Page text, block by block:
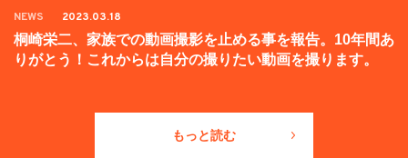
NEWS 2023.03.18
桐崎栄二、家族での動画撮影を止める事を報告。10年間あ
りがとう！これからは自分の撮りたい動画を撮ります。
もっと読む